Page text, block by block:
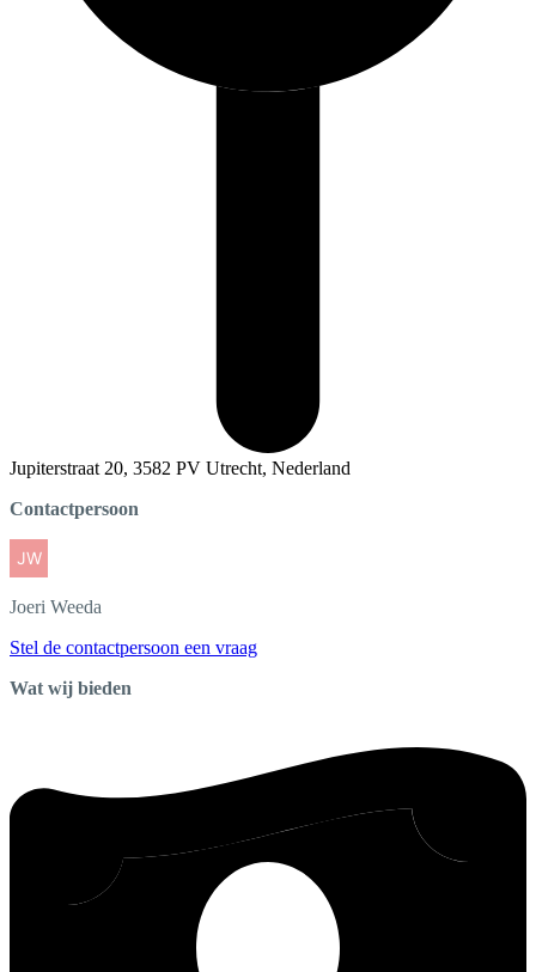
Jupiterstraat 20, 3582 PV Utrecht, Nederland
Contactpersoon
Joeri Weeda
Stel de contactpersoon een vraag
Wat wij bieden